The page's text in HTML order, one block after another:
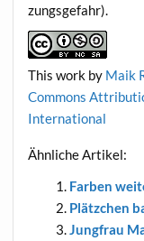
zungs­ge­fahr).
This work by Maik
Com­mons
International
Ähn­li­che Artikel:
Far­ben
Plätz­chen
Jung­frau